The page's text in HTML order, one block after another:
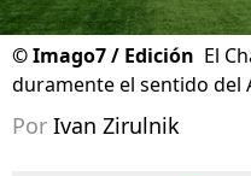
©Imago7 / Edición El
duramente el sentido del
Por Ivan Zirulnik